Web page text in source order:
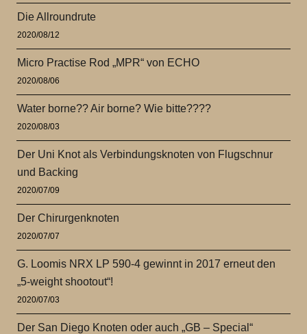
Die Allroundrute
2020/08/12
Micro Practise Rod „MPR“ von ECHO
2020/08/06
Water borne?? Air borne? Wie bitte????
2020/08/03
Der Uni Knot als Verbindungsknoten von Flugschnur
und Backing
2020/07/09
Der Chirurgenknoten
2020/07/07
G. Loomis NRX LP 590-4 gewinnt in 2017 erneut den
„5-weight shootout“!
2020/07/03
Der San Diego Knoten oder auch „GB – Special“